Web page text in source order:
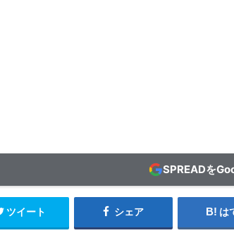
SPREADを
ツイート シェア は